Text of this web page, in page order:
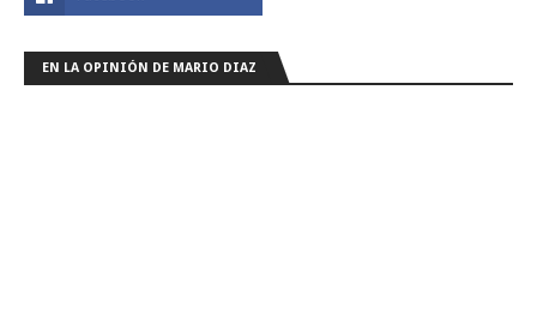
EN LA OPINIÓN DE MARIO DIAZ